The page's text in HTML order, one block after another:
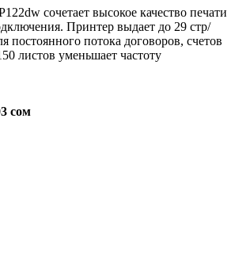
сочетает высокое качество печати
Принтер выдает до 29 стр/
постоянного потока договоров, счетов
листов уменьшает частоту
сом